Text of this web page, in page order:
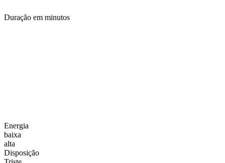
Duração em minutos
Energia
baixa
alta
Disposição